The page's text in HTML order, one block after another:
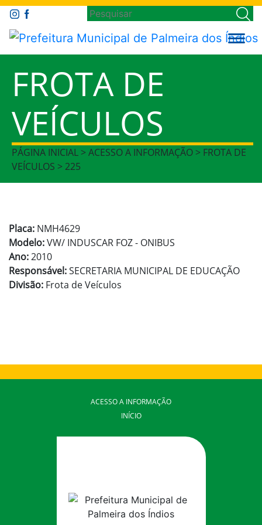
FROTA DE
VEÍCULOS
PÁGINA INICIAL > ACESSO A INFORMAÇÃO > FROTA DE
VEÍCULOS > 225
Placa: NMH4629
Modelo:VW/ INDUSCAR FOZ - ONIBUS
Ano:2010
Responsável:SECRETARIA MUNICIPAL DE EDUCAÇÃO
Divisão: Frota de Veículos
ACESSO A INFORMAÇÃO
INÍCIO